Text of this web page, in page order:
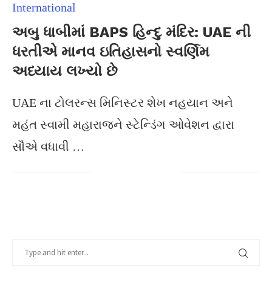
International
અબુ ધાબીમાં BAPS હિન્દુ મંદિર: UAE ની
ધરતીએ માનવ ઇતિહાસનો સ્વર્ણિમ
અધ્યાય લખ્યો છે
UAE ના ટોલરન્સ મિનિસ્ટર શેખ નહયાન અને
મહંત સ્વામી મહારાજને સ્ટેન્ડિંગ ઓવેશન દ્વારા
સૌએ વધાવી …